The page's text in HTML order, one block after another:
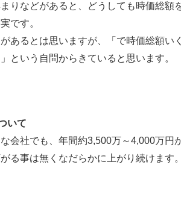
りなどがあると、どうしても時価総額
です。
あるとは思いますが、「で時価総額い
という自問からきていると思います。
いて
会社でも、年間約3,500万～4,000万円
る事は無くなだらかに上がり続けます。